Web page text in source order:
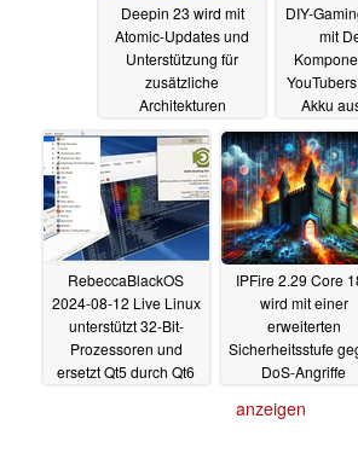
Deepin 23 wird mit
Atomic-Updates und
Unterstützung für
zusätzliche
Architekturen
veröffentlicht
16.08.2024
DIY-
mit
Akku
RebeccaBlackOS
2024-08-12 Live Linux
unterstützt 32-Bit-
Prozessoren und
ersetzt Qt5 durch Qt6
IPFire 2.29 Core
wird mit einer
erweiterten
Sicherheitsstufe
DoS-Angriffe
anzeigen